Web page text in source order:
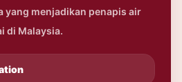
yang menjadikan penapis air
di Malaysia.